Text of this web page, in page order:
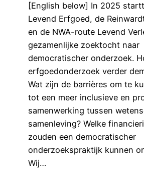
[English below] In 2025
Levend Erfgoed, de
en de NWA-route Levend
gezamenlijke zoektocht naar
democratischer onderzoek.
erfgoedonderzoek verder
Wat zijn de barrières om te
tot een meer inclusieve en
samenwerking tussen
samenleving? Welke
zouden een democratischer
onderzoekspraktijk kunnen
Wij…